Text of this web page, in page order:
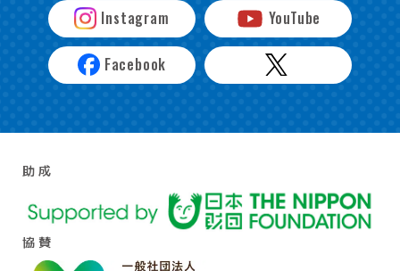
Instagram YouTube
Facebook
助 成
協 賛